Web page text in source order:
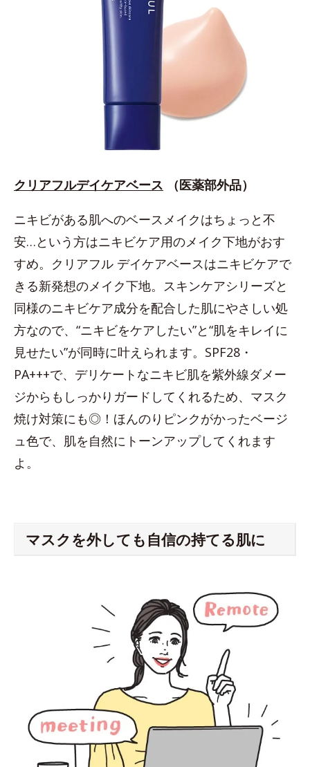
クリアフルデイケアベース （医薬部外品）
ニキビがある肌へのベースメイクはちょっと不
安…という方はニキビケア用のメイク下地がおす
すめ。クリアフル デイケアベースはニキビケアで
きる新発想のメイク下地。スキンケアシリーズと
同様のニキビケア成分を配合した肌にやさしい処
方なので、“ニキビをケアしたい”と“肌をキレイに
見せたい”が同時に叶えられます。SPF28・
PA+++で、デリケートなニキビ肌を紫外線ダメー
ジからもしっかりガードしてくれるため、マスク
焼け対策にも◎！ほんのりピンクがかったベージ
ュ色で、肌を自然にトーンアップしてくれます
よ。
マスクを外しても自信の持てる肌に